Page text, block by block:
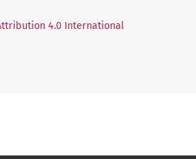
4.0 International